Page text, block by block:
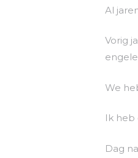
Al
Vorig
We
Ik heb
Dag